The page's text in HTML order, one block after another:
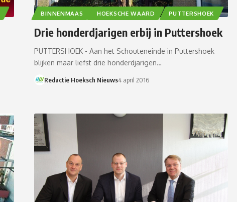
BINNENMAAS HOEKSCHE WAARD PUTTERSHOEK
Drie honderdjarigen erbij in Puttershoek
PUTTERSHOEK - Aan het Schouteneinde in Puttershoek
blijken maar liefst drie honderdjarigen…
Redactie Hoeksch Nieuws4 april 2016